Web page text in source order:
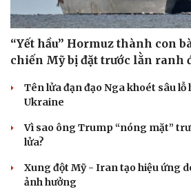
“Yết hầu” Hormuz thành con
chiến Mỹ bị đặt trước lằn ranh
Tên lửa đạn đạo Nga khoét sâu
Ukraine
Vì sao ông Trump “nóng mặt”
lửa?
Xung đột Mỹ - Iran tạo hiệu ứng
ảnh hưởng